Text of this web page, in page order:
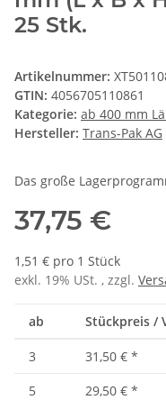
25 Stk.
Artikelnummer:
GTIN: 4056705110861
Kategorie: ab 400 mm
Hersteller: Trans-Pak AG
Das große
37,75 €
1,51 € pro 1 Stück
exkl. 19% USt. , zzgl.
ab Stückpreis /
3 31,50 € *
5
29,50 € *